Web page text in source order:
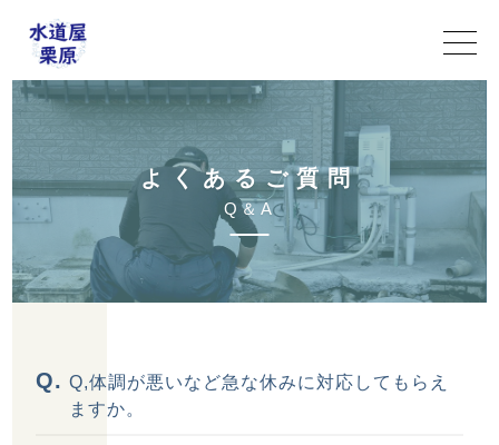
よ くあるご質問
Q ＆A
Q,体調が悪いなど急な休みに対応してもらえ
ますか。